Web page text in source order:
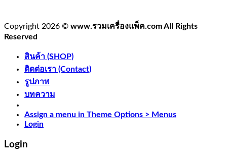
Copyright 2026 © www.รวมเครื่องแพ็ค.com All Rights
Reserved
สินค้า (SHOP)
ติดต่อเรา (Contact)
รูปภาพ
บทความ
Assign a menu in Theme Options > Menus
Login
Login